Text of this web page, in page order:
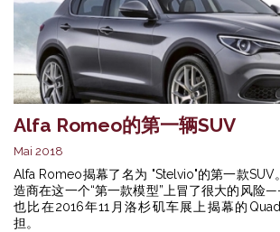
Alfa Romeo的第一辆SUV
Mai 2018
Alfa Romeo揭幕了名为 "Stelvio"的第一款SUV
造商在这一个“第一款模型”上冒了很大的风险
也比在2016年11月洛杉矶车展上揭幕的
担。